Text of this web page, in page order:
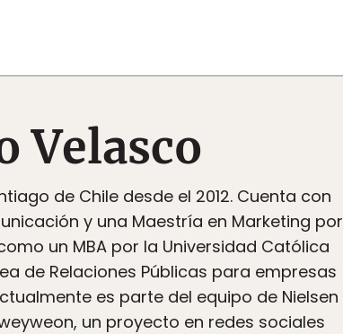
Velasco
de Chile desde el 2012. Cuenta con
y una Maestría en Marketing por
un MBA por la Universidad Católica
de Relaciones Públicas para empresas
es parte del equipo de Nielsen
un proyecto en redes sociales